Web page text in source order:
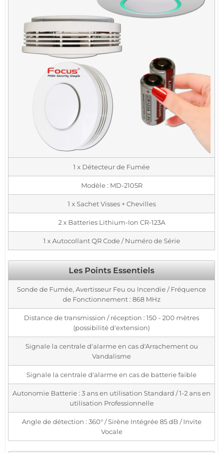
1 x Détecteur de Fumée
Modèle : MD-2105R
1 x Sachet Visses + Chevilles
2 x Batteries Lithium-Ion CR-123A
1 x Autocollant QR Code / Numéro de Série
Les Points Essentiels
Sonde de Fumée, Avertisseur Feu ou Incendie / Fréquence
de Fonctionnement : 868 MHz
Distance de transmission / réception : 150 - 200 mètres
(possibilité d'extension)
Signale la centrale d'alarme en cas d'Arrachement ou
Vandalisme
Signale la centrale d'alarme en cas de batterie faible
Autonomie Batterie : 3 ans en utilisation Standard / 1-2 ans en
utilisation Professionnelle
Angle de détection : 360° / Sirène Intégrée 85 dB / Invite
Vocale